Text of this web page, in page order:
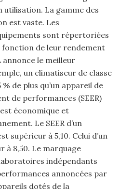
utilisation. La gamme des
est vaste. Les
sont répertoriées
fonction de leur rendement
annonce le meilleur
un climatiseur de classe
de plus qu’un appareil de
de performances (SEER)
économique et
Le SEER d’un
supérieur à 5,10. Celui d’un
à 8,50. Le marquage
indépendants
annoncées par
dotés de la